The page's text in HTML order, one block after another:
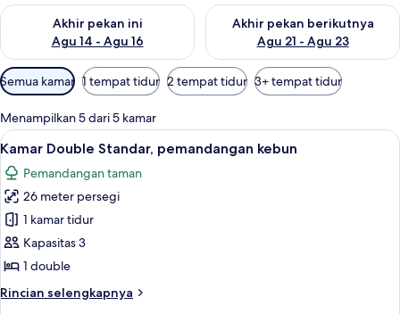
Akhir pekan ini
Agu 14 - Agu 16
Periksa ketersediaan untuk akhir pekan ini Agu 14 - Agu 16
Akhir pekan berikutnya
Agu 21 - Agu 23
Periksa ketersediaan untuk
Filter
tersedia
untuk
kamar
Semua kamar 1 tempat tidur 2 tempat tidur 3+ tempat tidur
Menampilkan 5 dari 5 kamar
Lihat
semua
foto
untuk
Kamar
Double
Standar,
kebun
10
Kamar Double Standar, pemandangan kebun
Pemandangan taman
26 meter persegi
1 kamar tidur
Kapasitas 3
1 double
Rincian selengkapnya
Rincian